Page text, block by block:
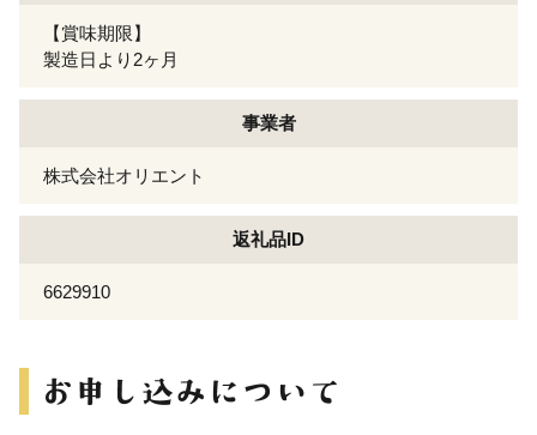
【賞味期限】
製造日より2ヶ月
事業者
株式会社オリエント
返礼品ID
6629910